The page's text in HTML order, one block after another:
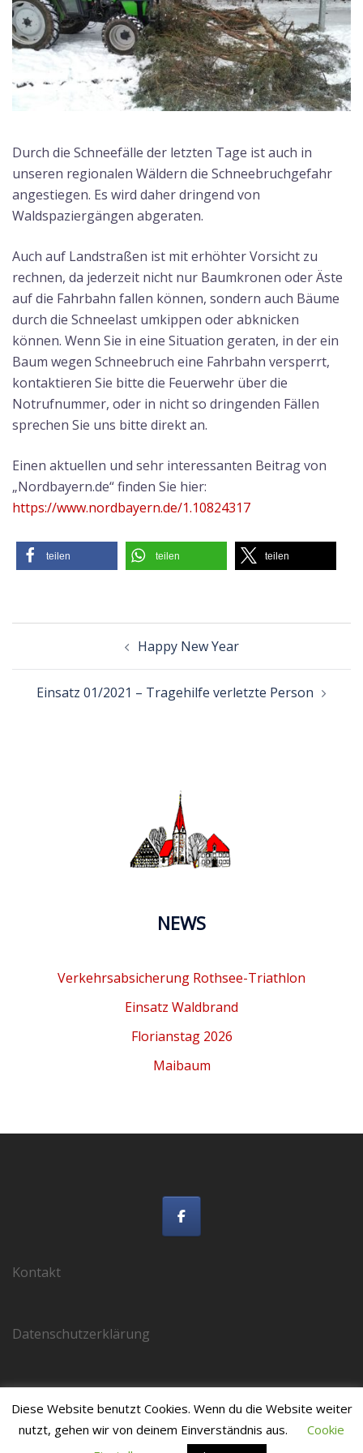
Durch die Schneefälle der letzten Tage ist auch in
unseren regionalen Wäldern die Schneebruchgefahr
angestiegen. Es wird daher dringend von
Waldspaziergängen abgeraten.
Auch auf Landstraßen ist mit erhöhter Vorsicht zu
rechnen, da jederzeit nicht nur Baumkronen oder Äste
auf die Fahrbahn fallen können, sondern auch Bäume
durch die Schneelast umkippen oder abknicken
können. Wenn Sie in eine Situation geraten, in der ein
Baum wegen Schneebruch eine Fahrbahn versperrt,
kontaktieren Sie bitte die Feuerwehr über die
Notrufnummer, oder in nicht so dringenden Fällen
sprechen Sie uns bitte direkt an.
Einen aktuellen und sehr interessanten Beitrag von
„Nordbayern.de“ finden Sie hier:
https://www.nordbayern.de/1.10824317
teilen teilen teilen
Happy New Year
Einsatz 01/2021 – Tragehilfe verletzte Person
NEWS
Verkehrsabsicherung Rothsee-Triathlon
Einsatz Waldbrand
Florianstag 2026
Maibaum
Kontakt
Datenschutzerklärung
Diese Website benutzt Cookies. Wenn du die Website weiter
nutzt, gehen wir von deinem Einverständnis aus.
Cookie